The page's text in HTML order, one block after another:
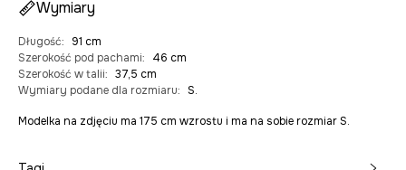
Wymiary
Długość:
91 cm
Szerokość pod pachami:
46 cm
Szerokość w talii: 37,5 cm
Wymiary podane dla rozmiaru: S.
Modelka na zdjęciu ma 175 cm wzrostu i ma na sobie rozmiar S.